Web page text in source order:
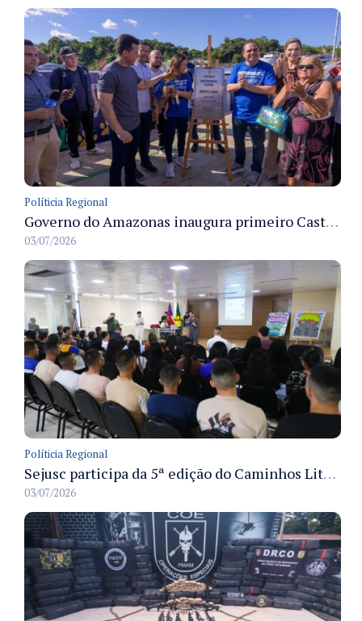
Políticia Regional
Governo do Amazonas inaugura primeiro Castramóvel Fluvial para atendimento veterinário às comunidades ribeirinhas e castração gratuita
03/07/2026
Políticia Regional
Sejusc participa da 5ª edição do Caminhos Literários com foco na cultura hip-hop nas unidades socioeducativas
03/07/2026